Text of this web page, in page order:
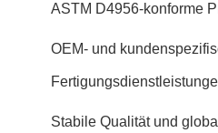
ASTM D4956-konforme
OEM- und
Stabile Qualität und